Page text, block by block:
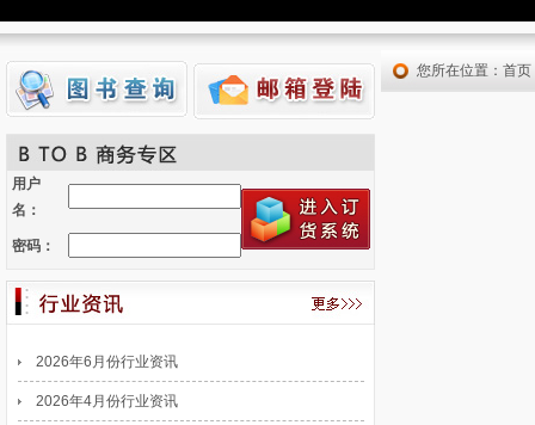
马上观看
用户
名：
密码：
2026年6月份行业资讯
2026年4月份行业资讯
您所在位置：首